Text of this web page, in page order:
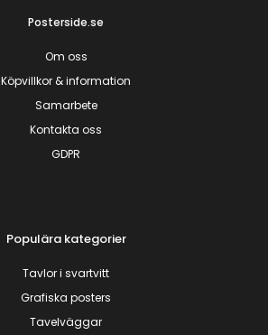
Posterside.se
Om oss
Köpvillkor & information
Samarbete
Kontakta oss
GDPR
Populära kategorier
Tavlor i svartvitt
Grafiska posters
Tavelväggar